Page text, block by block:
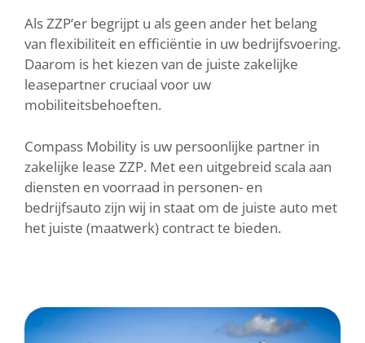
Als ZZP’er begrijpt u als geen ander het belang
van flexibiliteit en efficiëntie in uw bedrijfsvoering.
Daarom is het kiezen van de juiste zakelijke
leasepartner cruciaal voor uw
mobiliteitsbehoeften.
Compass Mobility is uw persoonlijke partner in
zakelijke lease ZZP. Met een uitgebreid scala aan
diensten en voorraad in personen- en
bedrijfsauto zijn wij in staat om de juiste auto met
het juiste (maatwerk) contract te bieden.